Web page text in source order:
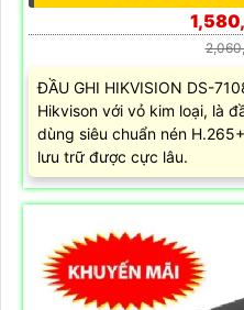
ĐẦU GHI HIKVISION DS-
Hikvison với vỏ kim loại, là
dùng siêu chuẩn nén
lưu trữ được cực lâu.